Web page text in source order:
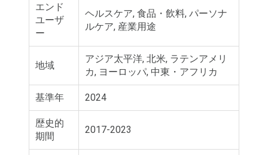
エンド
ユーザ
ー
ヘルスケア, 食品・飲料, パーソナ
ルケア, 産業用途
地域
アジア太平洋, 北米, ラテンアメリ
カ, ヨーロッパ, 中東・アフリカ
基準年 2024
歴史的
期間
2017-2023